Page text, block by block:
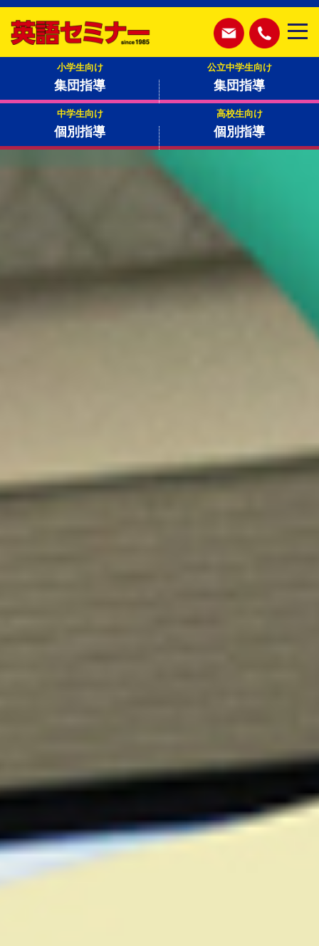
小学生向け
集団指導
公立中学生向け
集団指導
中学生向け
個別指導
高校生向け
個別指導